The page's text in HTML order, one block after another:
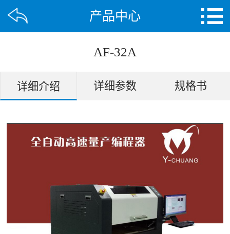
产品中心
AF-32A
详细介绍 详细参数 规格书